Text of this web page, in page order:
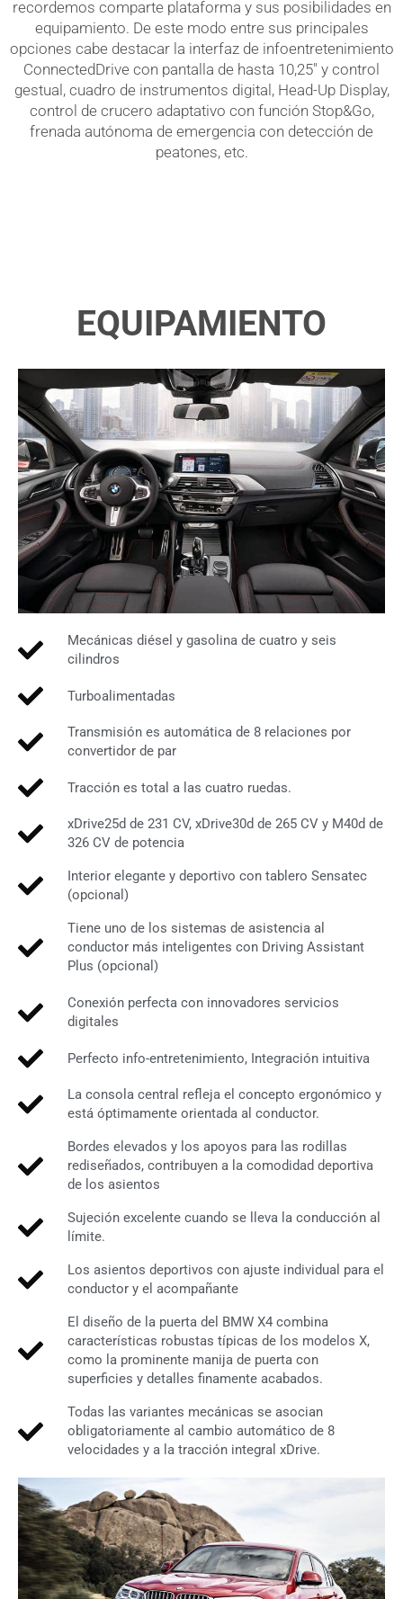
recordemos comparte plataforma y sus posibilidades en
equipamiento. De este modo entre sus principales
opciones cabe destacar la interfaz de infoentretenimiento
ConnectedDrive con pantalla de hasta 10,25" y control
gestual, cuadro de instrumentos digital, Head-Up Display,
control de crucero adaptativo con función Stop&Go,
frenada autónoma de emergencia con detección de
peatones, etc.
EQUIPAMIENTO
Mecánicas diésel y gasolina de cuatro y seis
cilindros
Turboalimentadas
Transmisión es automática de 8 relaciones por
convertidor de par
Tracción es total a las cuatro ruedas.
xDrive25d de 231 CV, xDrive30d de 265 CV y M40d de
326 CV de potencia
Interior elegante y deportivo con tablero Sensatec
(opcional)
Tiene uno de los sistemas de asistencia al
conductor más inteligentes con Driving Assistant
Plus (opcional)
Conexión perfecta con innovadores servicios
digitales
Perfecto info-entretenimiento, Integración intuitiva
La consola central refleja el concepto ergonómico y
está óptimamente orientada al conductor.
Bordes elevados y los apoyos para las rodillas
rediseñados, contribuyen a la comodidad deportiva
de los asientos
Sujeción excelente cuando se lleva la conducción al
límite.
Los asientos deportivos con ajuste individual para el
conductor y el acompañante
El diseño de la puerta del BMW X4 combina
características robustas típicas de los modelos X,
como la prominente manija de puerta con
superficies y detalles finamente acabados.
Todas las variantes mecánicas se asocian
obligatoriamente al cambio automático de 8
velocidades y a la tracción integral xDrive.